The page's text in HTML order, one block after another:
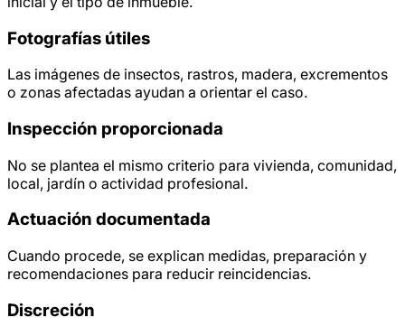
Fotografías útiles
Las imágenes de insectos, rastros, madera, excrementos
o zonas afectadas ayudan a orientar el caso.
Inspección proporcionada
No se plantea el mismo criterio para vivienda, comunidad,
local, jardín o actividad profesional.
Actuación documentada
Cuando procede, se explican medidas, preparación y
recomendaciones para reducir reincidencias.
Discreción